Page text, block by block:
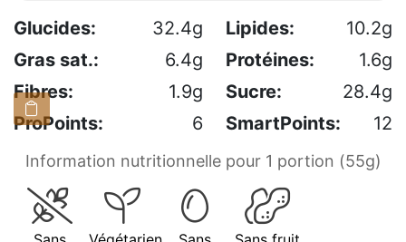
Glucides: 32.4g Lipides:
10.2g
Gras sat.:
6.4g Protéines:
1.6g
Fibres:
1.9g Sucre:
28.4g
ProPoints:
6 SmartPoints: 12
Information nutritionnelle pour 1 portion (55g)